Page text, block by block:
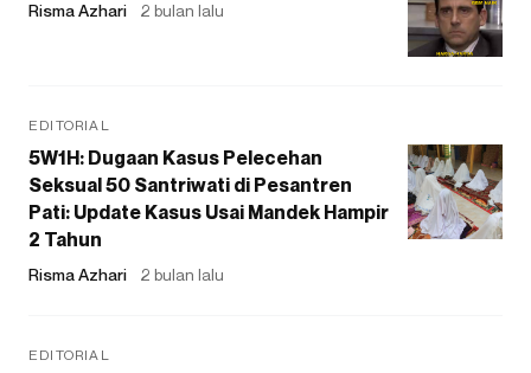
Risma Azhari 2 bulan lalu
EDITORIAL
5W1H: Dugaan Kasus Pelecehan
Seksual 50 Santriwati di Pesantren
Pati: Update Kasus Usai Mandek Hampir
2 Tahun
Risma Azhari 2 bulan lalu
EDITORIAL